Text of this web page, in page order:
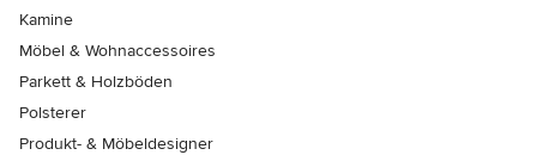
Kamine
Möbel & Wohnaccessoires
Parkett & Holzböden
Polsterer
Produkt- & Möbeldesigner